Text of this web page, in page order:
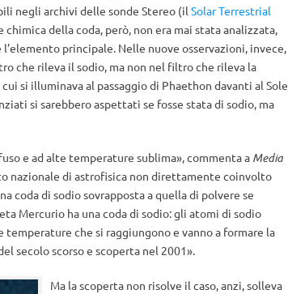
negli archivi delle sonde Stereo (il Solar Terrestrial
chimica della coda, però, non era mai stata analizzata,
principale. Nelle nuove osservazioni, invece,
che rileva il sodio, ma non nel filtro che rileva la
si illuminava al passaggio di Phaethon davanti al Sole
si sarebbero aspettati se fosse stata di sodio, ma
e ad alte temperature sublima», commenta a Media
nazionale di astrofisica non direttamente coinvolto
coda di sodio sovrapposta a quella di polvere se
Mercurio ha una coda di sodio: gli atomi di sodio
che si raggiungono e vanno a formare la
secolo scorso e scoperta nel 2001».
Ma la scoperta non risolve il caso, anzi, solleva